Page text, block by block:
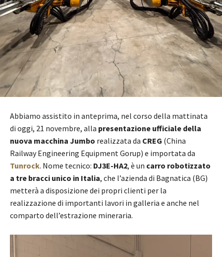
Abbiamo assistito in anteprima, nel corso della mattinata
di oggi, 21 novembre, alla presentazione ufficiale della
nuova macchina Jumbo realizzata da CREG (China
Railway Engineering Equipment Gorup) e importata da
Tunrock. Nome tecnico: DJ3E-HA2, è un carro robotizzato
a tre bracci unico in Italia, che l’azienda di Bagnatica (BG)
metterà a disposizione dei propri clienti per la
realizzazione di importanti lavori in galleria e anche nel
comparto dell’estrazione mineraria.